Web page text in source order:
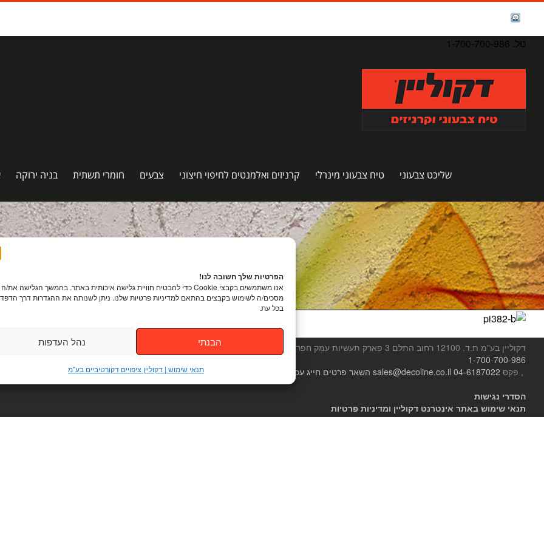
הפרטיות שלך חשובה לנו!
אנו משתמשים בקבצי Cookie כדי להבטיח חוויית גלישה איכותית באתר. בהמשך הגלישה את/ה
מסכים/ה לשימוש בקבצים בהתאם למדיניות פרטיות שלנו. ניתן לשנותה את ההגדרות דרך
בכל עת.
הבנתי נהל העדפות
תנאי שימוש | דקוליין ציפויים דקורטיביים בע"מ
דלג
Waze
טל. 1-700-700-986
שליכט צבעוני טיח צבעוני מינרלי קרניזים ואלמנטים לחיפוי חיצוני צבעים חומרי תשתית בניה ירוקה
דקוליין בע"מ ת.ד. 12100 רחוב התלם 3 פארק תעשיות עמק חפר
1-700-700-986
, פקס 04-6187022
sales@decoline.co.il השאר פרטים חייג עכשיו
הסדרי נגישות
תנאי שימוש באתר אינטרנט דקוליין ומדיניות פרטיות